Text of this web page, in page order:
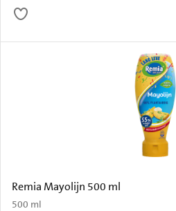
Remia Mayolijn 500 ml
500 ml